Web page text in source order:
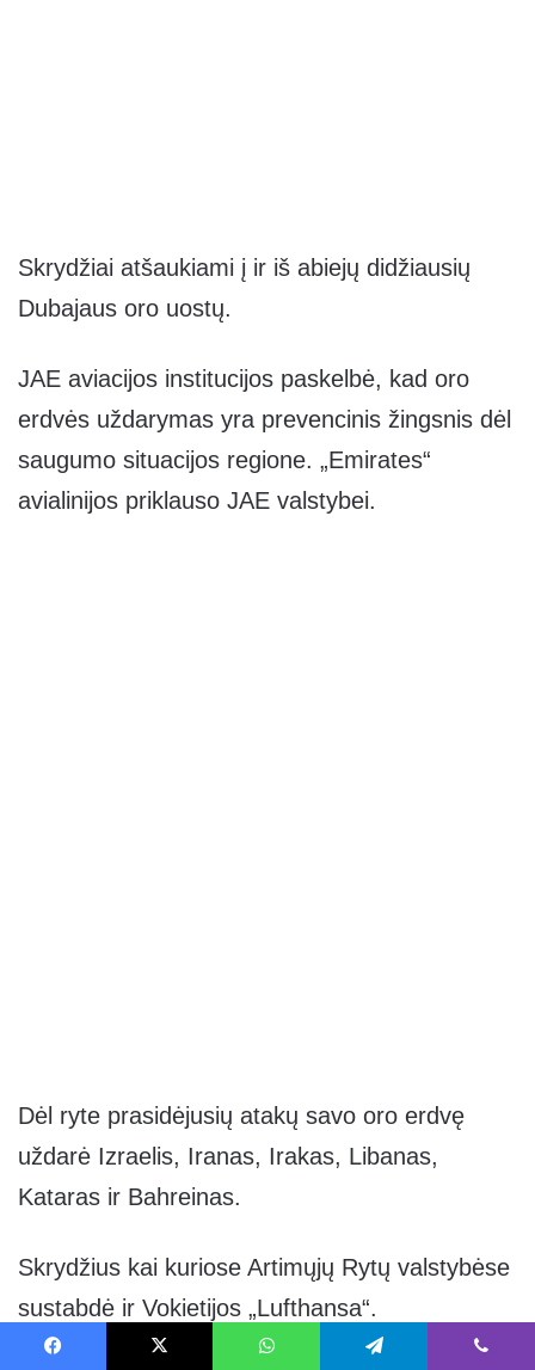
Skrydžiai atšaukiami į ir iš abiejų didžiausių
Dubajaus oro uostų.
JAE aviacijos institucijos paskelbė, kad oro
erdvės uždarymas yra prevencinis žingsnis dėl
saugumo situacijos regione. „Emirates“
avialinijos priklauso JAE valstybei.
Dėl ryte prasidėjusių atakų savo oro erdvę
uždarė Izraelis, Iranas, Irakas, Libanas,
Kataras ir Bahreinas.
Skrydžius kai kuriose Artimųjų Rytų valstybėse
sustabdė ir Vokietijos „Lufthansa“.